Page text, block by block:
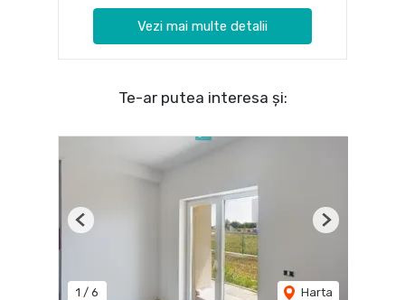
Vezi mai multe detalii
Te-ar putea interesa și:
1 / 6 Harta
Previous Next